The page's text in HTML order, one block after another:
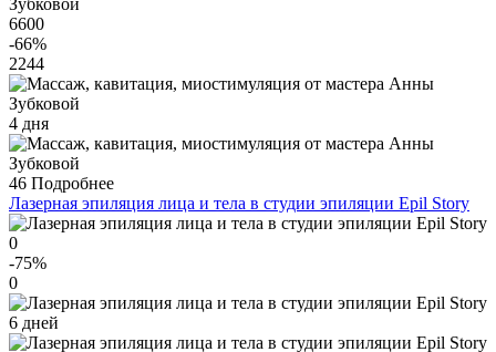
6600
-66%
2244
4 дня
46 Подробнее
Лазерная эпиляция лица и тела в студии эпиляции Epil Story
0
-75%
0
6 дней